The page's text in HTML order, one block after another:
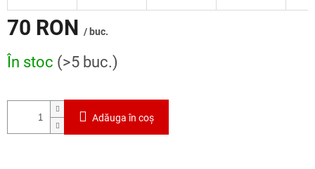
70 RON / buc.
Evaluare
preţ:
În stoc (>5 buc.)
Adăuga în coş